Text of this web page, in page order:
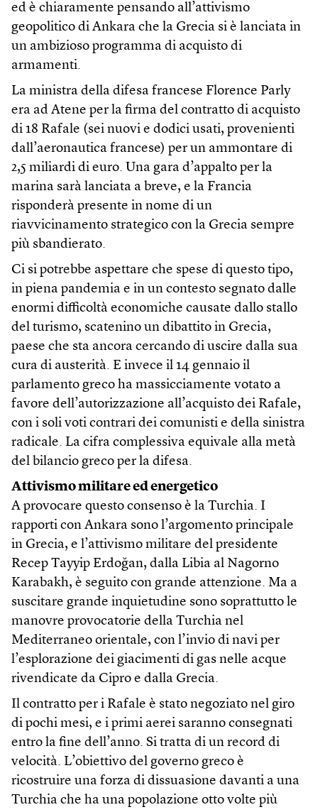
ed è chiaramente pensando all’attivismo
geopolitico di Ankara che la Grecia si è lanciata in
un ambizioso programma di acquisto di
armamenti.
La ministra della difesa francese Florence Parly
era ad Atene per la firma del contratto di acquisto
di 18 Rafale (sei nuovi e dodici usati, provenienti
dall’aeronautica francese) per un ammontare di
2,5 miliardi di euro. Una gara d’appalto per la
marina sarà lanciata a breve, e la Francia
risponderà presente in nome di un
riavvicinamento strategico con la Grecia sempre
più sbandierato.
Ci si potrebbe aspettare che spese di questo tipo,
in piena pandemia e in un contesto segnato dalle
enormi difficoltà economiche causate dallo stallo
del turismo, scatenino un dibattito in Grecia,
paese che sta ancora cercando di uscire dalla sua
cura di austerità. E invece il 14 gennaio il
parlamento greco ha massicciamente votato a
favore dell’autorizzazione all’acquisto dei Rafale,
con i soli voti contrari dei comunisti e della sinistra
radicale. La cifra complessiva equivale alla metà
del bilancio greco per la difesa.
Attivismo militare ed energetico
A provocare questo consenso è la Turchia. I
rapporti con Ankara sono l’argomento principale
in Grecia, e l’attivismo militare del presidente
Recep Tayyip Erdoğan, dalla Libia al Nagorno
Karabakh, è seguito con grande attenzione. Ma a
suscitare grande inquietudine sono soprattutto le
manovre provocatorie della Turchia nel
Mediterraneo orientale, con l’invio di navi per
l’esplorazione dei giacimenti di gas nelle acque
rivendicate da Cipro e dalla Grecia.
Il contratto per i Rafale è stato negoziato nel giro
di pochi mesi, e i primi aerei saranno consegnati
entro la fine dell’anno. Si tratta di un record di
velocità. L’obiettivo del governo greco è
ricostruire una forza di dissuasione davanti a una
Turchia che ha una popolazione otto volte più